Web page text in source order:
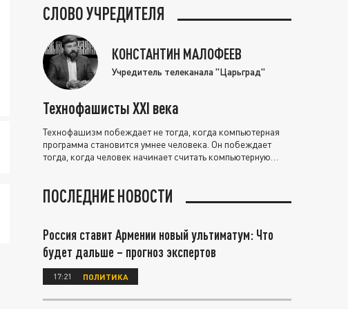
СЛОВО УЧРЕДИТЕЛЯ
КОНСТАНТИН МАЛОФЕЕВ
Учредитель телеканала "Царьград"
Технофашисты XXI века
Технофашизм побеждает не тогда, когда компьютерная
программа становится умнее человека. Он побеждает
тогда, когда человек начинает считать компьютерную
ПОСЛЕДНИЕ НОВОСТИ
Россия ставит Армении новый ультиматум: Что
будет дальше – прогноз экспертов
17:21 ПОЛИТИКА